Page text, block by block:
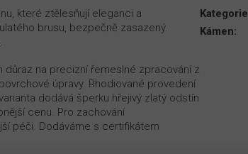
které ztělesňují eleganci a
brusu, bezpečně zasazený.
důraz na precizní řemeslné zpracování z
úpravy. Rhodiované provedení
dodává šperku hřejivý zlatý odstín
cenu. Pro zachování
péči. Dodáváme s certifikátem
Kategorie
Kámen: